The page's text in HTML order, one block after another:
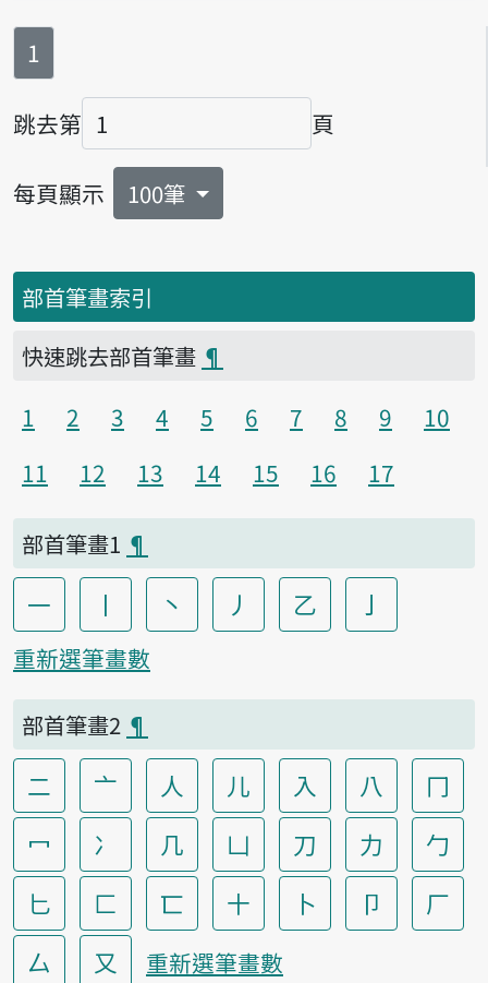
第
1
跳去第
頁碼
頁
每頁顯示 100筆
部首筆畫索引
快速跳去部首筆畫 ¶
1
2 3 4 5 6 7 8 9
10
11
12 13 14 15 16 17
部首筆畫1 ¶
一 丨 丶 丿 乙 亅
重新選筆畫數
部首筆畫2 ¶
二 亠 人 儿 入 八
冂
冖
冫 几 凵 刀 力
勹
匕
匚 匸 十 卜 卩
厂
厶
又 重新選筆畫數